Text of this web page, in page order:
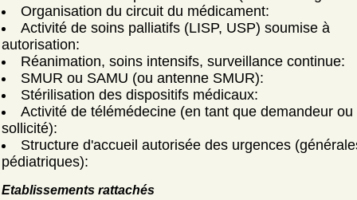
Organisation du circuit du médicament:
Activité de soins palliatifs (LISP, USP) soumise à
autorisation:
Réanimation, soins intensifs, surveillance continue:
SMUR ou SAMU (ou antenne SMUR):
Stérilisation des dispositifs médicaux:
Activité de télémédecine (en tant que demandeur ou
sollicité):
Structure d'accueil autorisée des urgences
pédiatriques):
Etablissements rattachés